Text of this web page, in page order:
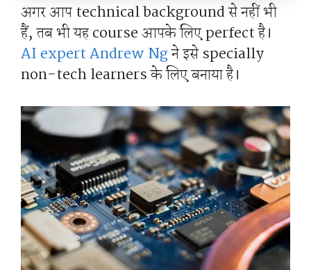
अगर आप technical background से नहीं भी
हैं, तब भी यह course आपके लिए perfect है।
AI expert Andrew Ngने इसे specially
non-tech learners के लिए बनाया है।